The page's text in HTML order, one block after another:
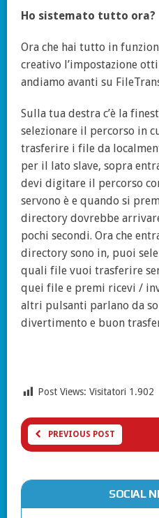
Ho sistemato tutto ora?
Ora che hai tutto in
creativo l’impostazione
andiamo avanti su
Sulla tua destra c’è la
selezionare il percorso in
trasferire i file da
per il lato slave, sopra
devi digitare il percorso
servono è e quando si
directory dovrebbe
pochi secondi. Ora che
directory sono in, puoi
quali file vuoi trasferire
quei file e premi ricevi /
altri pulsanti parlano da
divertimento e buon
Post Views: Visitatori 1.902
PREVIOUS POST
SOCIAL